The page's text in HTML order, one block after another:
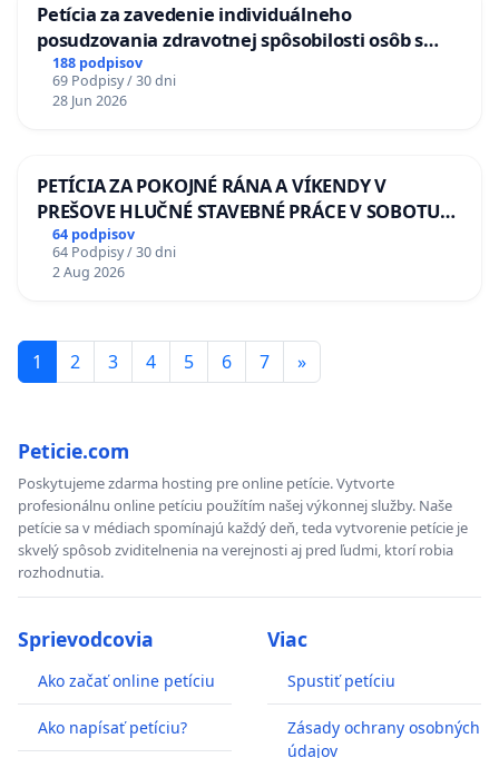
Petícia za zavedenie individuálneho
posudzovania zdravotnej spôsobilosti osôb s
diabetom 1. a 2. typu pri prijímaní do
Policajného zboru SR
188 podpisov
69 Podpisy / 30 dni
28 Jun 2026
PETÍCIA ZA POKOJNÉ RÁNA A VÍKENDY V
PREŠOVE HLUČNÉ STAVEBNÉ PRÁCE V SOBOTU
LEN OD 9.00 DO 13.00 HOD., CEZ PRACOVNÝ
TÝŽDEŇ CIEĽ 8.00 – 18.00 HOD. A PRAVIDELNÁ
KONTROLA STAVBY C-AREA NA
64 podpisov
64 Podpisy / 30 dni
2 Aug 2026
1 2 3 4 5 6 7 »
Peticie.com
Poskytujeme zdarma hosting pre online petície. Vytvorte
profesionálnu online petíciu použítím našej výkonnej služby. Naše
petície sa v médiach spomínajú každý deň, teda vytvorenie petície je
skvelý spôsob zviditelnenia na verejnosti aj pred ľudmi, ktorí robia
rozhodnutia.
Sprievodcovia
Ako začať online petíciu
Ako napísať petíciu?
Viac
Spustiť petíciu
Zásady ochrany osobných
údajov